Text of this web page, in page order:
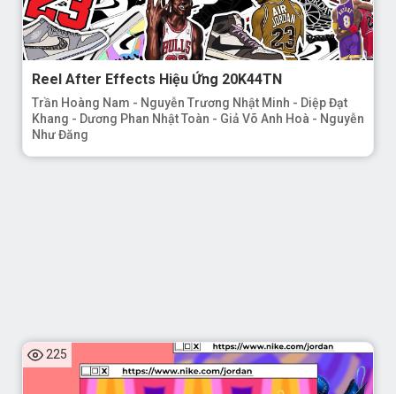
Reel After Effects Hiệu Ứng 20K44TN
Trần Hoàng Nam - Nguyễn Trương Nhật Minh - Diệp Đạt
Khang - Dương Phan Nhật Toàn - Giả Võ Anh Hoà - Nguyễn
Như Đăng
225